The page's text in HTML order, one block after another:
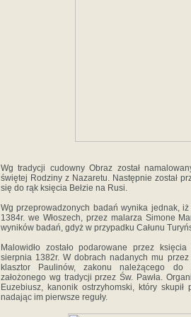
Wg tradycji cudowny Obraz został
świętej Rodziny z Nazaretu. Następnie został
się do rąk księcia Bełzie na Rusi.
Wg przeprowadzonych badań wynika jednak,
1384r. we Włoszech, przez malarza Simone
wyników badań, gdyż w przypadku Całunu
Malowidło zostało podarowane przez
sierpnia 1382r. W dobrach nadanych mu
klasztor Paulinów, zakonu należącego do
założonego wg tradycji przez Św. Pawła.
Euzebiusz, kanonik ostrzyhomski, który
nadając im pierwsze reguły.